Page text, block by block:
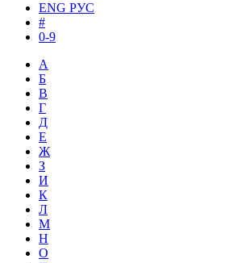
ENG РУС
#
0-9
А
Б
В
Г
Д
Е
Ж
З
И
К
Л
М
Н
О